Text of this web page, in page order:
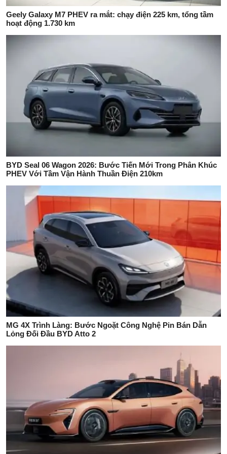
Geely Galaxy M7 PHEV ra mắt: chạy điện 225 km, tổng tầm
hoạt động 1.730 km
BYD Seal 06 Wagon 2026: Bước Tiến Mới Trong Phân Khúc
PHEV Với Tầm Vận Hành Thuần Điện 210km
MG 4X Trình Làng: Bước Ngoặt Công Nghệ Pin Bán Dẫn
Lỏng Đối Đầu BYD Atto 2